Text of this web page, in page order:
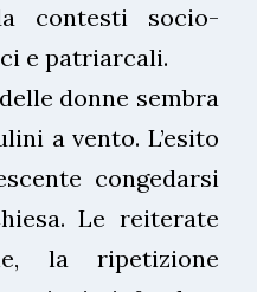
contesti socio-
e patriarcali.
donne sembra
a vento. L’esito
congedarsi
Le reiterate
la ripetizione